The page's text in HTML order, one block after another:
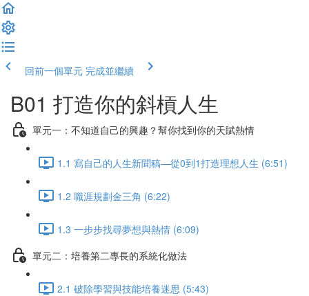
回前一個單元 完成並繼續
B01 打造你的斜槓人生
單元一：不知道自己的興趣？幫你找到你的天賦熱情
1.1 寫自己的人生新聞稿—從0到1打造理想人生 (6:51)
1.2 職涯規劃金三角 (6:22)
1.3 一步步找尋夢想與熱情 (6:09)
單元二：培養第二專長的系統化做法
2.1 破除學習與技能培養迷思 (5:43)